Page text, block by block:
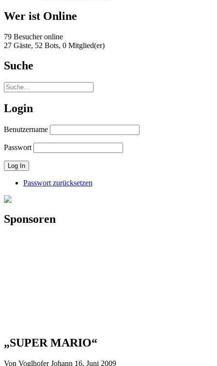
Wer ist Online
79 Besucher online
27 Gäste, 52 Bots, 0 Mitglied(er)
Suche
Login
Benutzername
Passwort
Passwort zurücksetzen
Sponsoren
„SUPER MARIO“
Von Voglhofer Johann 16. Juni 2009